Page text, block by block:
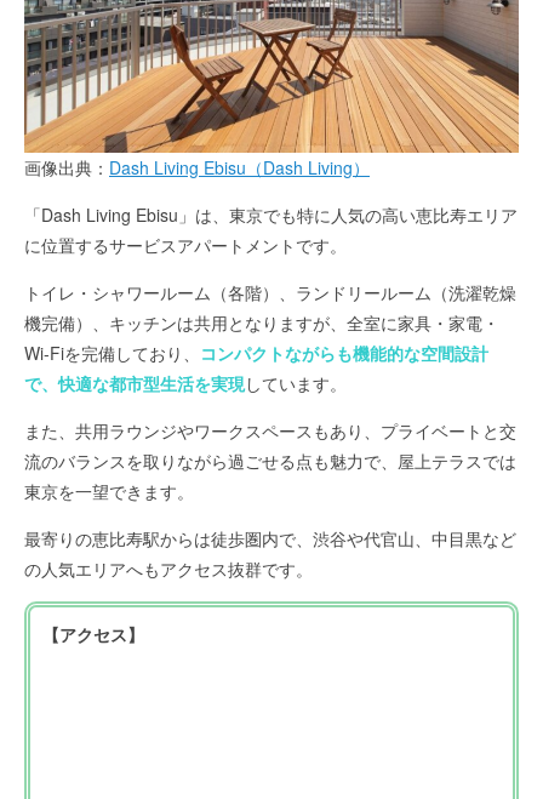
画像出典： Dash Living Ebisu（Dash Living）
「Dash Living Ebisu」は、東京でも特に人気の高い恵比寿エリア
に位置するサービスアパートメントです。
トイレ・シャワールーム（各階）、ランドリールーム（洗濯乾燥
機完備）、キッチンは共用となりますが、全室に家具・家電・
Wi-Fiを完備しており、 コンパクトながらも機能的な空間設計
で、快適な都市型生活を実現しています。
また、共用ラウンジやワークスペースもあり、プライベートと交
流のバランスを取りながら過ごせる点も魅力で、屋上テラスでは
東京を一望できます。
最寄りの恵比寿駅からは徒歩圏内で、渋谷や代官山、中目黒など
の人気エリアへもアクセス抜群です。
【アクセス】